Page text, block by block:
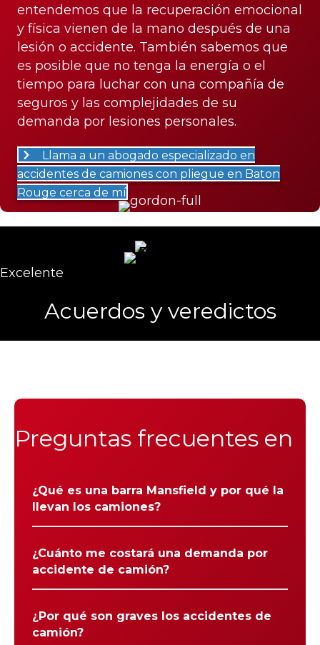
entendemos que la recuperación emocional
y física vienen de la mano después de una
lesión o accidente. También sabemos que
es posible que no tenga la energía o el
tiempo para luchar con una compañía de
seguros y las complejidades de su
demanda por lesiones personales.
Llama a un abogado especializado en
accidentes de camiones con pliegue en Baton
Rouge cerca de mí
Excelente
Acuerdos y veredictos
Preguntas frecuentes en
¿Qué es una barra Mansfield y por qué la
llevan los camiones?
¿Cuánto me costará una demanda por
accidente de camión?
¿Por qué son graves los accidentes de
camión?